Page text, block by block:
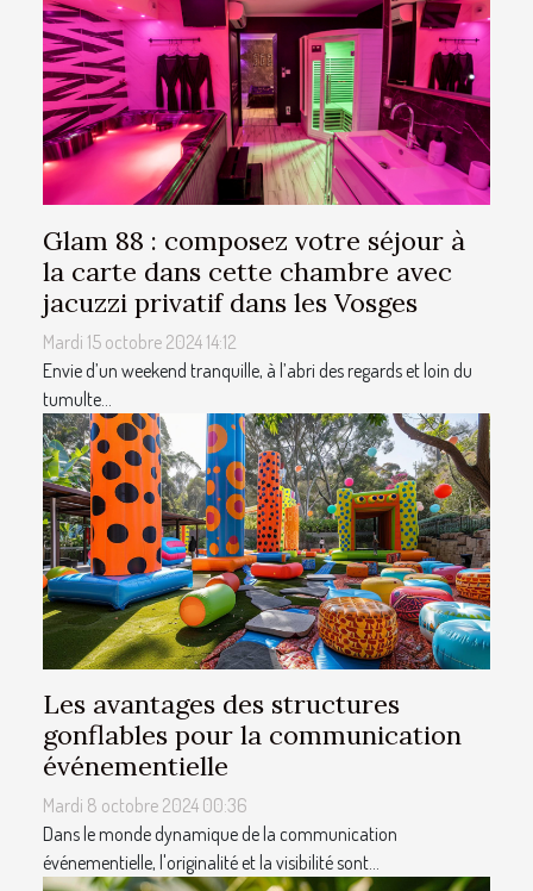
Glam 88 : composez votre séjour à
la carte dans cette chambre avec
jacuzzi privatif dans les Vosges
Mardi 15 octobre 2024 14:12
Envie d’un weekend tranquille, à l’abri des regards et loin du
tumulte...
Les avantages des structures
gonflables pour la communication
événementielle
Mardi 8 octobre 2024 00:36
Dans le monde dynamique de la communication
événementielle, l'originalité et la visibilité sont...